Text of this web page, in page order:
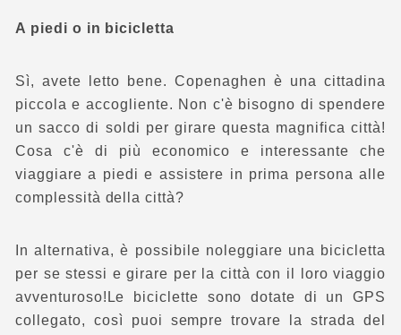
A piedi o in bicicletta
Sì, avete letto bene. Copenaghen è una cittadina
piccola e accogliente. Non c'è bisogno di spendere
un sacco di soldi per girare questa magnifica città!
Cosa c'è di più economico e interessante che
viaggiare a piedi e assistere in prima persona alle
complessità della città?
In alternativa, è possibile noleggiare una bicicletta
per se stessi e girare per la città con il loro viaggio
avventuroso!Le biciclette sono dotate di un GPS
collegato, così puoi sempre trovare la strada del